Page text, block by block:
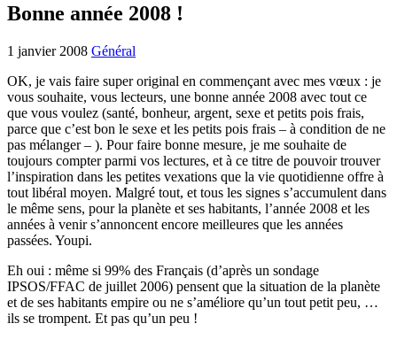
Bonne année 2008 !
1 janvier 2008 Général
OK, je vais faire super original en commençant avec mes vœux : je
vous souhaite, vous lecteurs, une bonne année 2008 avec tout ce
que vous voulez (santé, bonheur, argent, sexe et petits pois frais,
parce que c’est bon le sexe et les petits pois frais – à condition de ne
pas mélanger – ). Pour faire bonne mesure, je me souhaite de
toujours compter parmi vos lectures, et à ce titre de pouvoir trouver
l’inspiration dans les petites vexations que la vie quotidienne offre à
tout libéral moyen. Malgré tout, et tous les signes s’accumulent dans
le même sens, pour la planète et ses habitants, l’année 2008 et les
années à venir s’annoncent encore meilleures que les années
passées. Youpi.
Eh oui : même si 99% des Français (d’après un sondage
IPSOS/FFAC de juillet 2006) pensent que la situation de la planète
et de ses habitants empire ou ne s’améliore qu’un tout petit peu, …
ils se trompent. Et pas qu’un peu !